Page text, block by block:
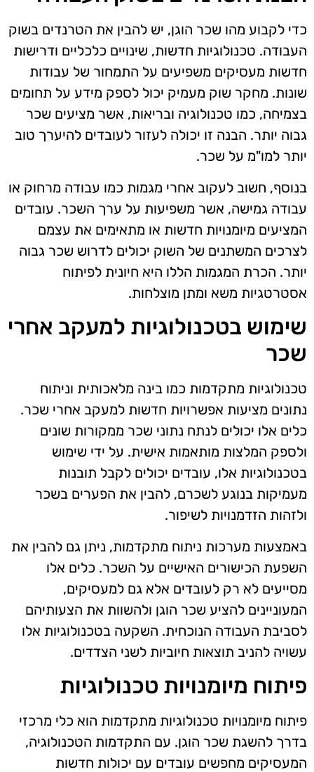
כדי לקבוע מהו שכר הוגן, יש להבין את הטרנדים בשוק
העבודה. טכנולוגיות חדשות, שינויים כלכליים ודרישות
חדשות מעסיקים משפיעים על התמחור של עבודות
שונות. מחקר שוק מעמיק יכול לספק מידע על תחומים
בצמיחה, כמו טכנולוגיה ובריאות, אשר מציעים שכר
גבוה יותר. הבנה זו יכולה לעזור לעובדים להיערך טוב
יותר למו"מ על שכר.
בנוסף, חשוב לעקוב אחרי מגמות כמו עבודה מרחוק או
עבודה גמישה, אשר משפיעות על ערך השכר. עובדים
המציעים מיומנויות חדשות או מתאימים את עצמם
לצרכים המשתנים של השוק יכולים לדרוש שכר גבוה
יותר. הכרת המגמות הללו היא חיונית לפיתוח
אסטרטגיות משא ומתן מוצלחות.
שימוש בטכנולוגיות למעקב אחרי
שכר
טכנולוגיות מתקדמות כמו בינה מלאכותית וניתוח
נתונים מציעות אפשרויות חדשות למעקב אחרי שכר.
כלים אלו יכולים לנתח נתוני שכר ממקורות שונים
ולספק המלצות מותאמות אישית. על ידי שימוש
בטכנולוגיות אלו, עובדים יכולים לקבל תובנות
מעמיקות בנוגע לשכרם, להבין את הפערים בשכר
ולזהות הזדמנויות לשיפור.
באמצעות מערכות ניתוח מתקדמות, ניתן גם להבין את
השפעת הכישורים האישיים על השכר. כלים אלו
מסייעים לא רק לעובדים אלא גם למעסיקים,
המעוניינים להציע שכר הוגן ולהשוות את הצעותיהם
לסביבת העבודה הנוכחית. השקעה בטכנולוגיות אלו
עשויה להניב תוצאות חיוביות לשני הצדדים.
פיתוח מיומנויות טכנולוגיות
פיתוח מיומנויות טכנולוגיות מתקדמות הוא כלי מרכזי
בדרך להשגת שכר הוגן. עם התקדמות הטכנולוגיה,
המעסיקים מחפשים עובדים עם יכולות חדשות